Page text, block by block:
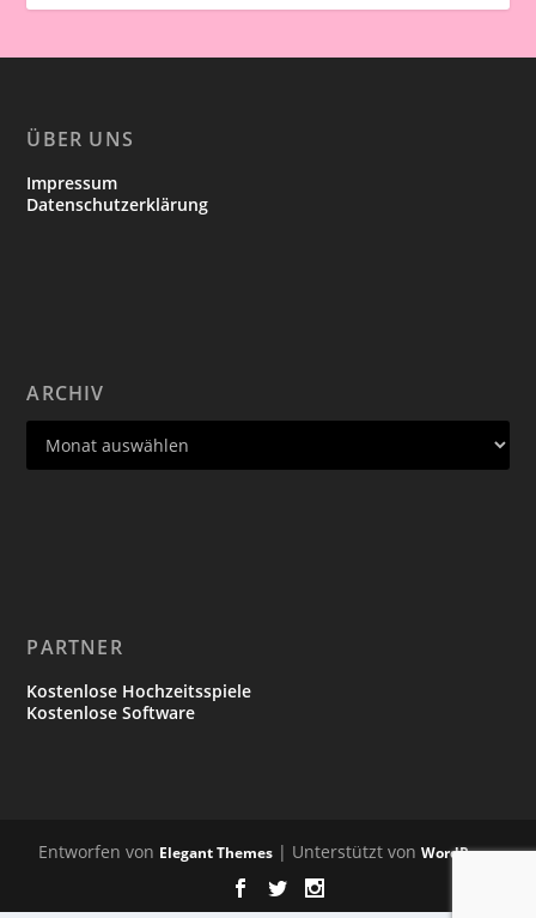
ÜBER UNS
Impressum
Datenschutzerklärung
ARCHIV
PARTNER
Kostenlose Hochzeitsspiele
Kostenlose Software
Entworfen von Elegant Themes | Unterstützt von WordPress